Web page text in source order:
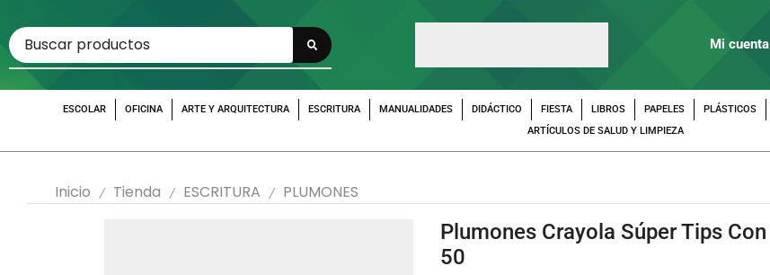
Mi cuenta
ESCOLAR OFICINA ARTE Y ARQUITECTURA ESCRITURA MANUALIDADES DIDÁCTICO FIESTA LIBROS PAPELES PLÁSTICOS
ARTÍCULOS DE SALUD Y LIMPIEZA
Inicio / Tienda / ESCRITURA / PLUMONES
Plumones Crayola Súper Tips Con
50